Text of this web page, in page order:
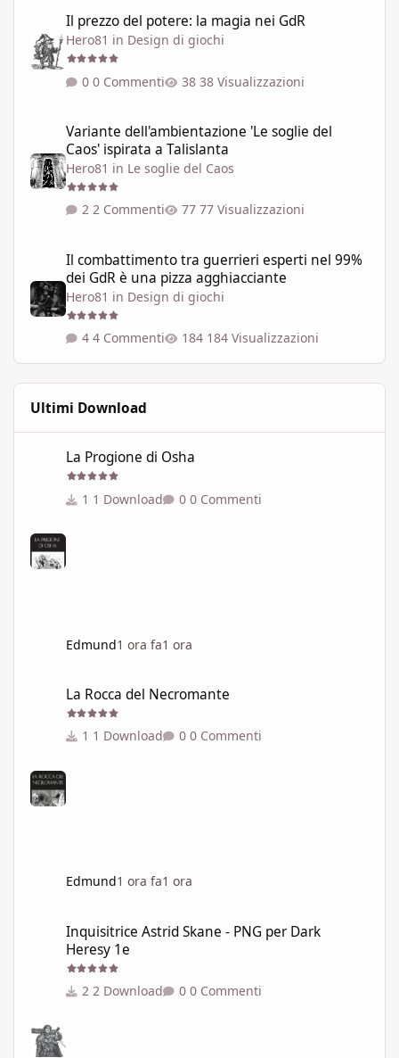
Il prezzo del potere: la magia nei GdR
Hero81 in Design di giochi
0 Commenti 38 Visualizzazioni
Variante dell'ambientazione 'Le soglie del
Caos' ispirata a Talislanta
Hero81 in Le soglie del Caos
2 Commenti 77 Visualizzazioni
Il combattimento tra guerrieri esperti nel 99%
dei GdR è una pizza agghiacciante
Hero81 in Design di giochi
4 Commenti 184 Visualizzazioni
Ultimi Download
La Progione di Osha
1 Download 0 Commenti
Edmund1 ora fa1 ora
La Rocca del Necromante
1 Download 0 Commenti
Edmund1 ora fa1 ora
Inquisitrice Astrid Skane - PNG per Dark
Heresy 1e
2 Download 0 Commenti